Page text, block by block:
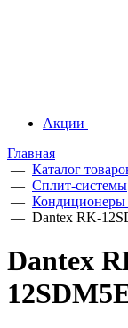
Акции
Главная
— Каталог
— Сплит-системы
— Кондиционеры
— Dantex RK-
Dantex